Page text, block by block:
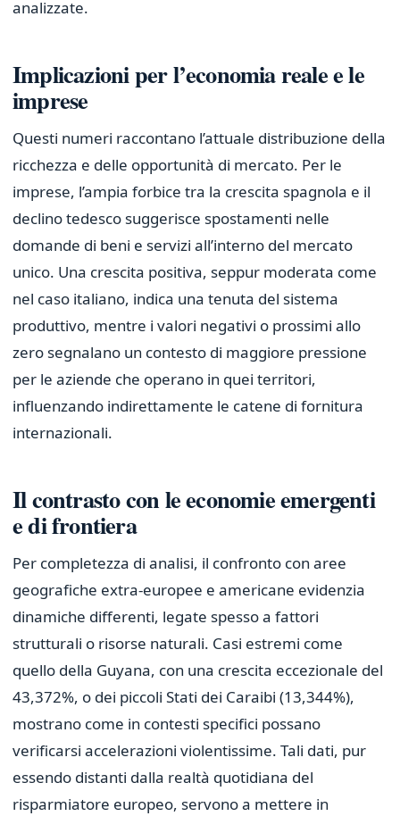
analizzate.
Implicazioni per l’economia reale e le
imprese
Questi numeri raccontano l’attuale distribuzione della
ricchezza e delle opportunità di mercato. Per le
imprese, l’ampia forbice tra la crescita spagnola e il
declino tedesco suggerisce spostamenti nelle
domande di beni e servizi all’interno del mercato
unico. Una crescita positiva, seppur moderata come
nel caso italiano, indica una tenuta del sistema
produttivo, mentre i valori negativi o prossimi allo
zero segnalano un contesto di maggiore pressione
per le aziende che operano in quei territori,
influenzando indirettamente le catene di fornitura
internazionali.
Il contrasto con le economie emergenti
e di frontiera
Per completezza di analisi, il confronto con aree
geografiche extra-europee e americane evidenzia
dinamiche differenti, legate spesso a fattori
strutturali o risorse naturali. Casi estremi come
quello della Guyana, con una crescita eccezionale del
43,372%, o dei piccoli Stati dei Caraibi (13,344%),
mostrano come in contesti specifici possano
verificarsi accelerazioni violentissime. Tali dati, pur
essendo distanti dalla realtà quotidiana del
risparmiatore europeo, servono a mettere in